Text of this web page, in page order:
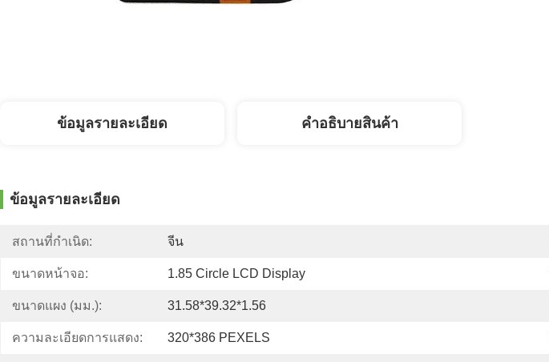
ข้อมูลรายละเอียด คําอธิบายสินค้า
ข้อมูลรายละเอียด
สถานที่กำเนิด: จีน
ขนาดหน้าจอ: 1.85 Circle LCD Display
ขนาดแผง (มม.): 31.58*39.32*1.56
ความละเอียดการแสดง: 320*386 PEXELS